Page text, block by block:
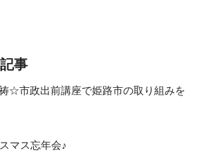
事
☆市政出前講座で姫路市の取り組みを
マス忘年会♪